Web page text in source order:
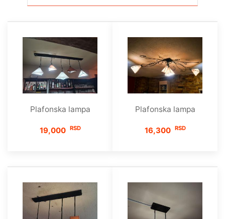
Plafonska lampa
19,000 RSD
Plafonska lampa
16,300 RSD